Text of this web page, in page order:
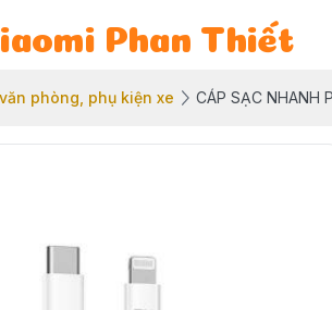
Phan Thiết
phòng, phụ kiện xe CÁP SẠC NHANH